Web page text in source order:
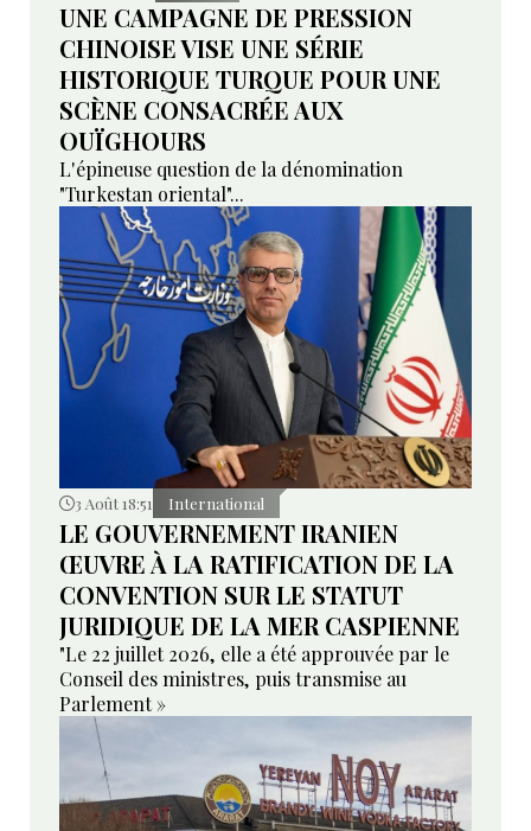
UNE CAMPAGNE DE PRESSION
CHINOISE VISE UNE SÉRIE
HISTORIQUE TURQUE POUR UNE
SCÈNE CONSACRÉE AUX
OUÏGHOURS
L'épineuse question de la dénomination
"Turkestan oriental"...
3 Août 18:51 International
LE GOUVERNEMENT IRANIEN
ŒUVRE À LA RATIFICATION DE LA
CONVENTION SUR LE STATUT
JURIDIQUE DE LA MER CASPIENNE
"Le 22 juillet 2026, elle a été approuvée par le
Conseil des ministres, puis transmise au
Parlement »